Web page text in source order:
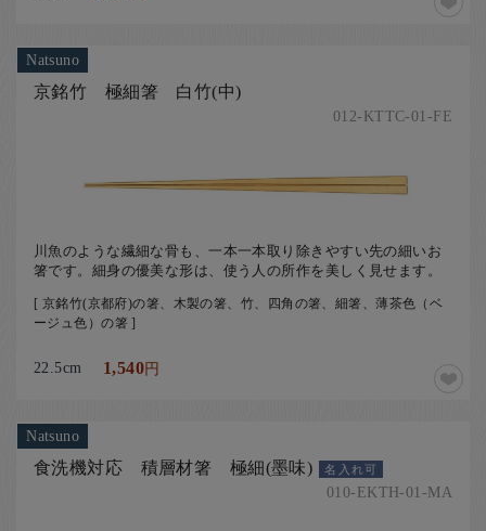
Natsuno
京銘竹 極細箸 白竹(中)
012-KTTC-01-FE
川魚のような繊細な骨も、一本一本取り除きやすい先の細いお
箸です。細身の優美な形は、使う人の所作を美しく見せます。
[ 京銘竹(京都府)の箸、木製の箸、竹、四角の箸、細箸、薄茶色（ベ
ージュ色）の箸 ]
22.5cm 1,540円
Natsuno
食洗機対応 積層材箸 極細(墨味) 名入れ可
010-EKTH-01-MA